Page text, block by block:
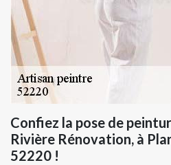
Confiez la pose de
Rivière Rénovation, à
52220 !